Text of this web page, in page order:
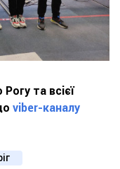
та всієї
viber-каналу